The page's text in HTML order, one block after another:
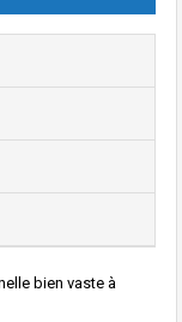
bien vaste à